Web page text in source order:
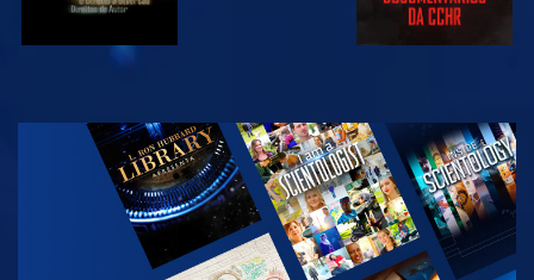
VER
EXPLORAR A
SÉRIE